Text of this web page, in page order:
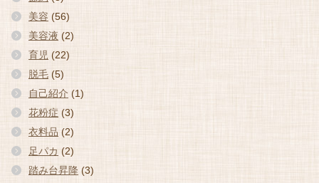
美容 (56)
美容液 (2)
育児 (22)
脱毛 (5)
自己紹介 (1)
花粉症 (3)
衣料品 (2)
足パカ (2)
踏み台昇降 (3)